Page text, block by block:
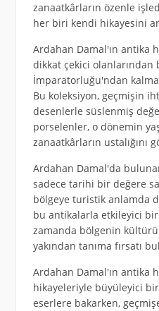
zanaatkârların özenle
her biri kendi hikayesini
Ardahan Damal'ın antika
dikkat çekici olanlarından
İmparatorluğu'ndan
Bu koleksiyon, geçmişin
desenlerle süslenmiş
porselenler, o dönemin
zanaatkârların ustalığını
Ardahan Damal'da
sadece tarihi bir değere
bölgeye turistik anlamda
bu antikalarla etkileyici bir
zamanda bölgenin
yakından tanıma fırsatı
Ardahan Damal'ın antika
hikayeleriyle büyüleyici
eserlere bakarken,